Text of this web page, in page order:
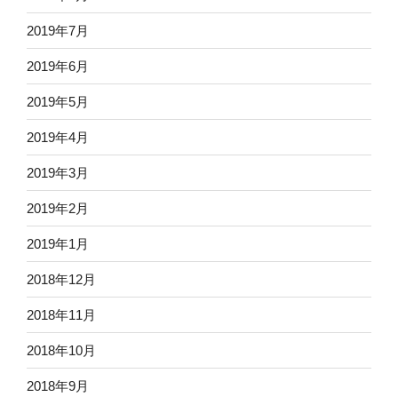
2019年7月
2019年6月
2019年5月
2019年4月
2019年3月
2019年2月
2019年1月
2018年12月
2018年11月
2018年10月
2018年9月